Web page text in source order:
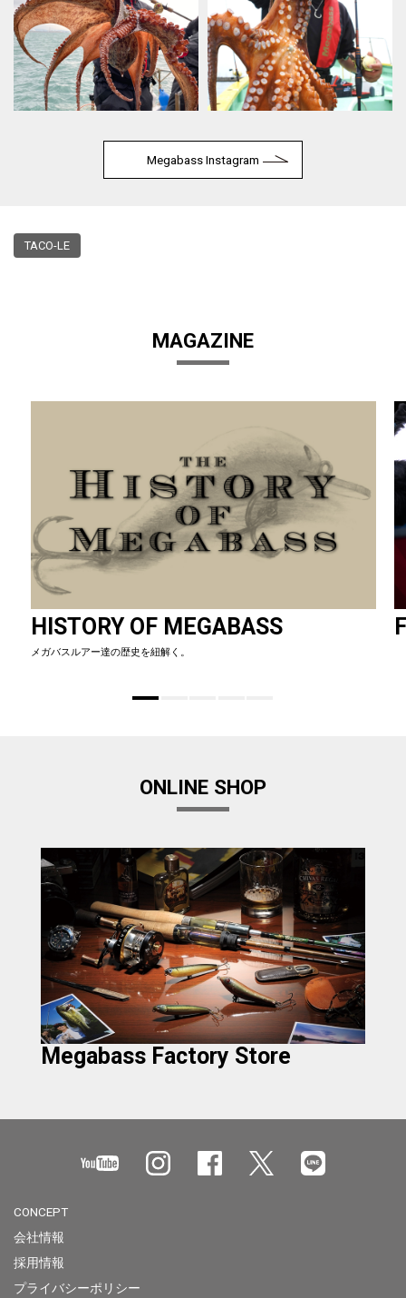
Megabass Instagram
TACO-LE
MAGAZINE
HISTORY OF MEGABASS
メガバスルアー達の歴史を紐解く。
ONLINE SHOP
Megabass Factory Store
CONCEPT
会社情報
採用情報
プライバシーポリシー